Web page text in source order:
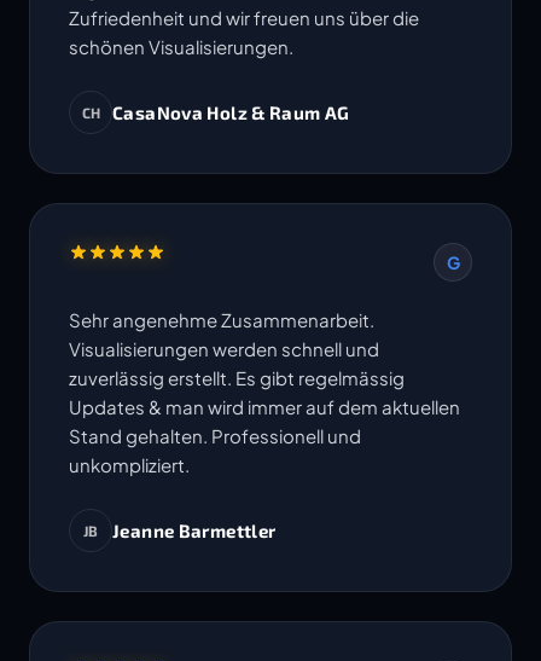
Zufriedenheit und wir freuen uns über die
schönen Visualisierungen.
CH CasaNova Holz & Raum AG
G
Sehr angenehme Zusammenarbeit.
Visualisierungen werden schnell und
zuverlässig erstellt. Es gibt regelmässig
Updates & man wird immer auf dem aktuellen
Stand gehalten. Professionell und
unkompliziert.
JB Jeanne Barmettler